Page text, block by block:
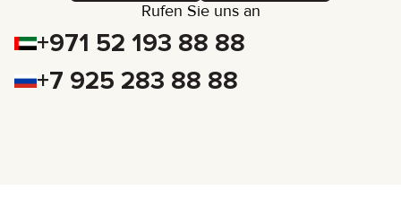
Rufen Sie uns an
+971 52 193 88 88
+7 925 283 88 88